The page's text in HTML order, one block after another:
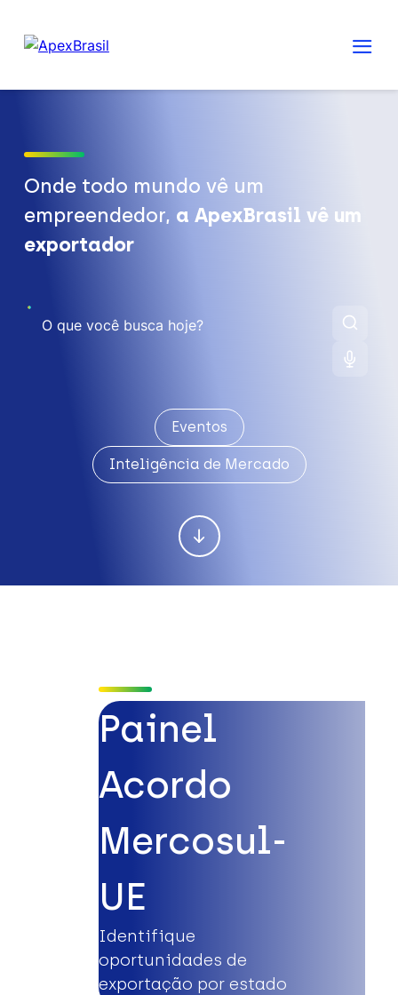
Onde todo mundo vê um
empreendedor, a ApexBrasil vê um
exportador
Eventos
Inteligência de Mercado
Painel
Acordo
Mercosul-
UE
Identifique
oportunidades de
exportação por estado